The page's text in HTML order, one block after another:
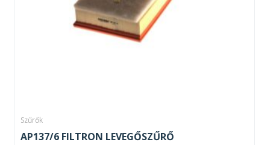
Szűrők
AP137/6 FILTRON LEVEGŐSZŰRŐ